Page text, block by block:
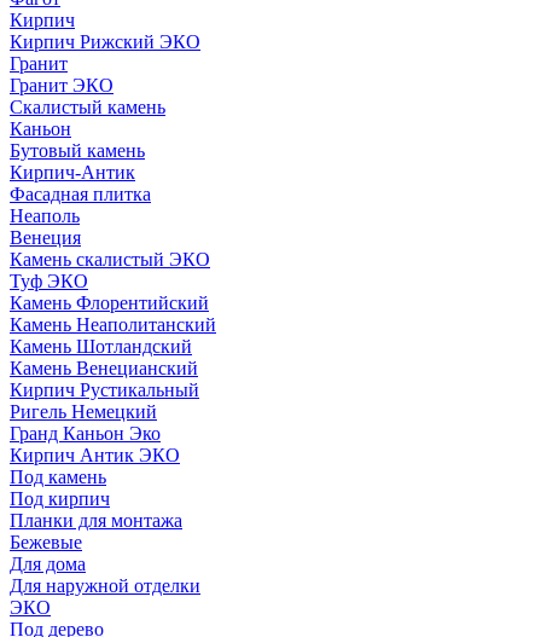
Кирпич
Кирпич Рижский ЭКО
Гранит
Гранит ЭКО
Скалистый камень
Каньон
Бутовый камень
Кирпич-Антик
Фасадная плитка
Неаполь
Венеция
Камень скалистый ЭКО
Туф ЭКО
Камень Флорентийский
Камень Неаполитанский
Камень Шотландский
Камень Венецианский
Кирпич Рустикальный
Ригель Немецкий
Гранд Каньон Эко
Кирпич Антик ЭКО
Под камень
Под кирпич
Планки для монтажа
Бежевые
Для дома
Для наружной отделки
ЭКO
Под дерево